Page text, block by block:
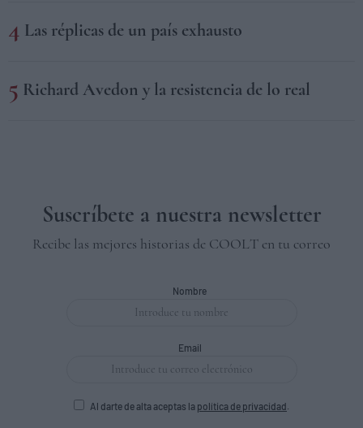
Las réplicas de un país exhausto
Richard Avedon y la resistencia de lo real
Suscríbete a nuestra newsletter
Recibe las mejores historias de COOLT en tu correo
Nombre
Email
Al darte de alta aceptas la política de privacidad.